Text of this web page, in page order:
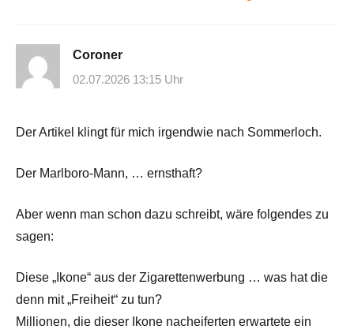
Coroner
02.07.2026 13:15 Uhr
Der Artikel klingt für mich irgendwie nach Sommerloch.
Der Marlboro-Mann, … ernsthaft?
Aber wenn man schon dazu schreibt, wäre folgendes zu
sagen:
Diese „Ikone“ aus der Zigarettenwerbung … was hat die
denn mit „Freiheit“ zu tun?
Millionen, die dieser Ikone nacheiferten erwartete ein